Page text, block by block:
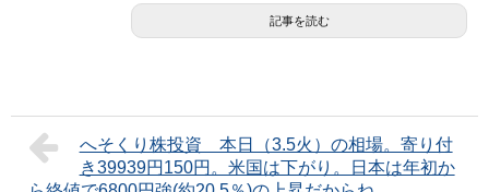
記事を読む
へそくり株投資 本日（3.5火）の相場。寄り付
き39939円150円。米国は下がり。日本は年初か